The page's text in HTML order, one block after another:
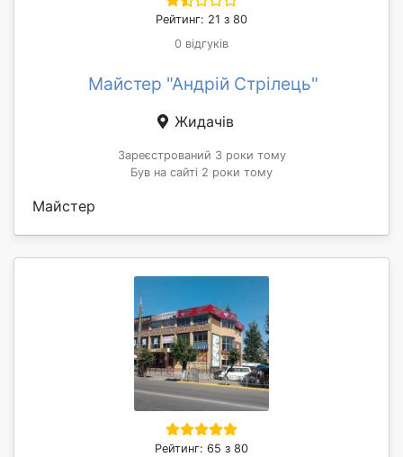
Рейтинг: 21 з 80
0 відгуків
Майстер "Андрій Стрілець"
Жидачів
Зареєстрований 3 роки тому
Був на сайті 2 роки тому
Майстер
Рейтинг: 65 з 80